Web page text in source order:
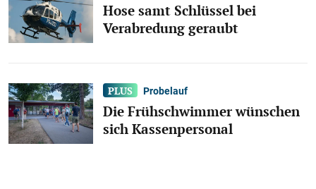
Hose samt Schlüssel bei
Verabredung geraubt
Probelauf
Die Frühschwimmer wünschen
sich Kassenpersonal